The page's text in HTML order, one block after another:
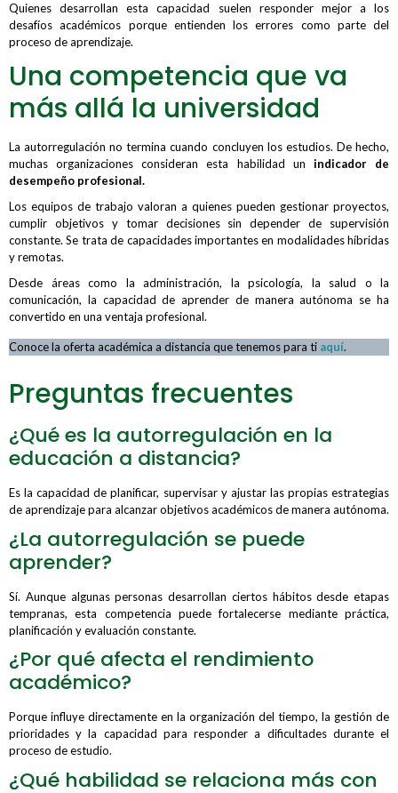
Quienes desarrollan esta capacidad suelen responder mejor a los
desafíos académicos porque entienden los errores como parte del
proceso de aprendizaje.
Una competencia que va
más allá la universidad
La autorregulación no termina cuando concluyen los estudios. De hecho,
muchas organizaciones consideran esta habilidad un indicador de
desempeño profesional.
Los equipos de trabajo valoran a quienes pueden gestionar proyectos,
cumplir objetivos y tomar decisiones sin depender de supervisión
constante. Se trata de capacidades importantes en modalidades híbridas
y remotas.
Desde áreas como la administración, la psicología, la salud o la
comunicación, la capacidad de aprender de manera autónoma se ha
convertido en una ventaja profesional.
Conoce la oferta académica a distancia que tenemos para ti aquí.
Preguntas frecuentes
¿Qué es la autorregulación en la
educación a distancia?
Es la capacidad de planificar, supervisar y ajustar las propias estrategias
de aprendizaje para alcanzar objetivos académicos de manera autónoma.
¿La autorregulación se puede
aprender?
Sí. Aunque algunas personas desarrollan ciertos hábitos desde etapas
tempranas, esta competencia puede fortalecerse mediante práctica,
planificación y evaluación constante.
¿Por qué afecta el rendimiento
académico?
Porque influye directamente en la organización del tiempo, la gestión de
prioridades y la capacidad para responder a dificultades durante el
proceso de estudio.
¿Qué habilidad se relaciona más con